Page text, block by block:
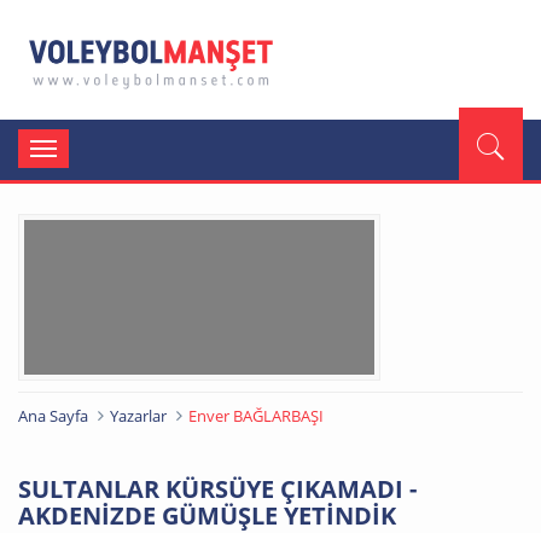
Toggle
navigation
Ana Sayfa Yazarlar Enver BAĞLARBAŞI
SULTANLAR KÜRSÜYE ÇIKAMADI -
AKDENİZDE GÜMÜŞLE YETİNDİK